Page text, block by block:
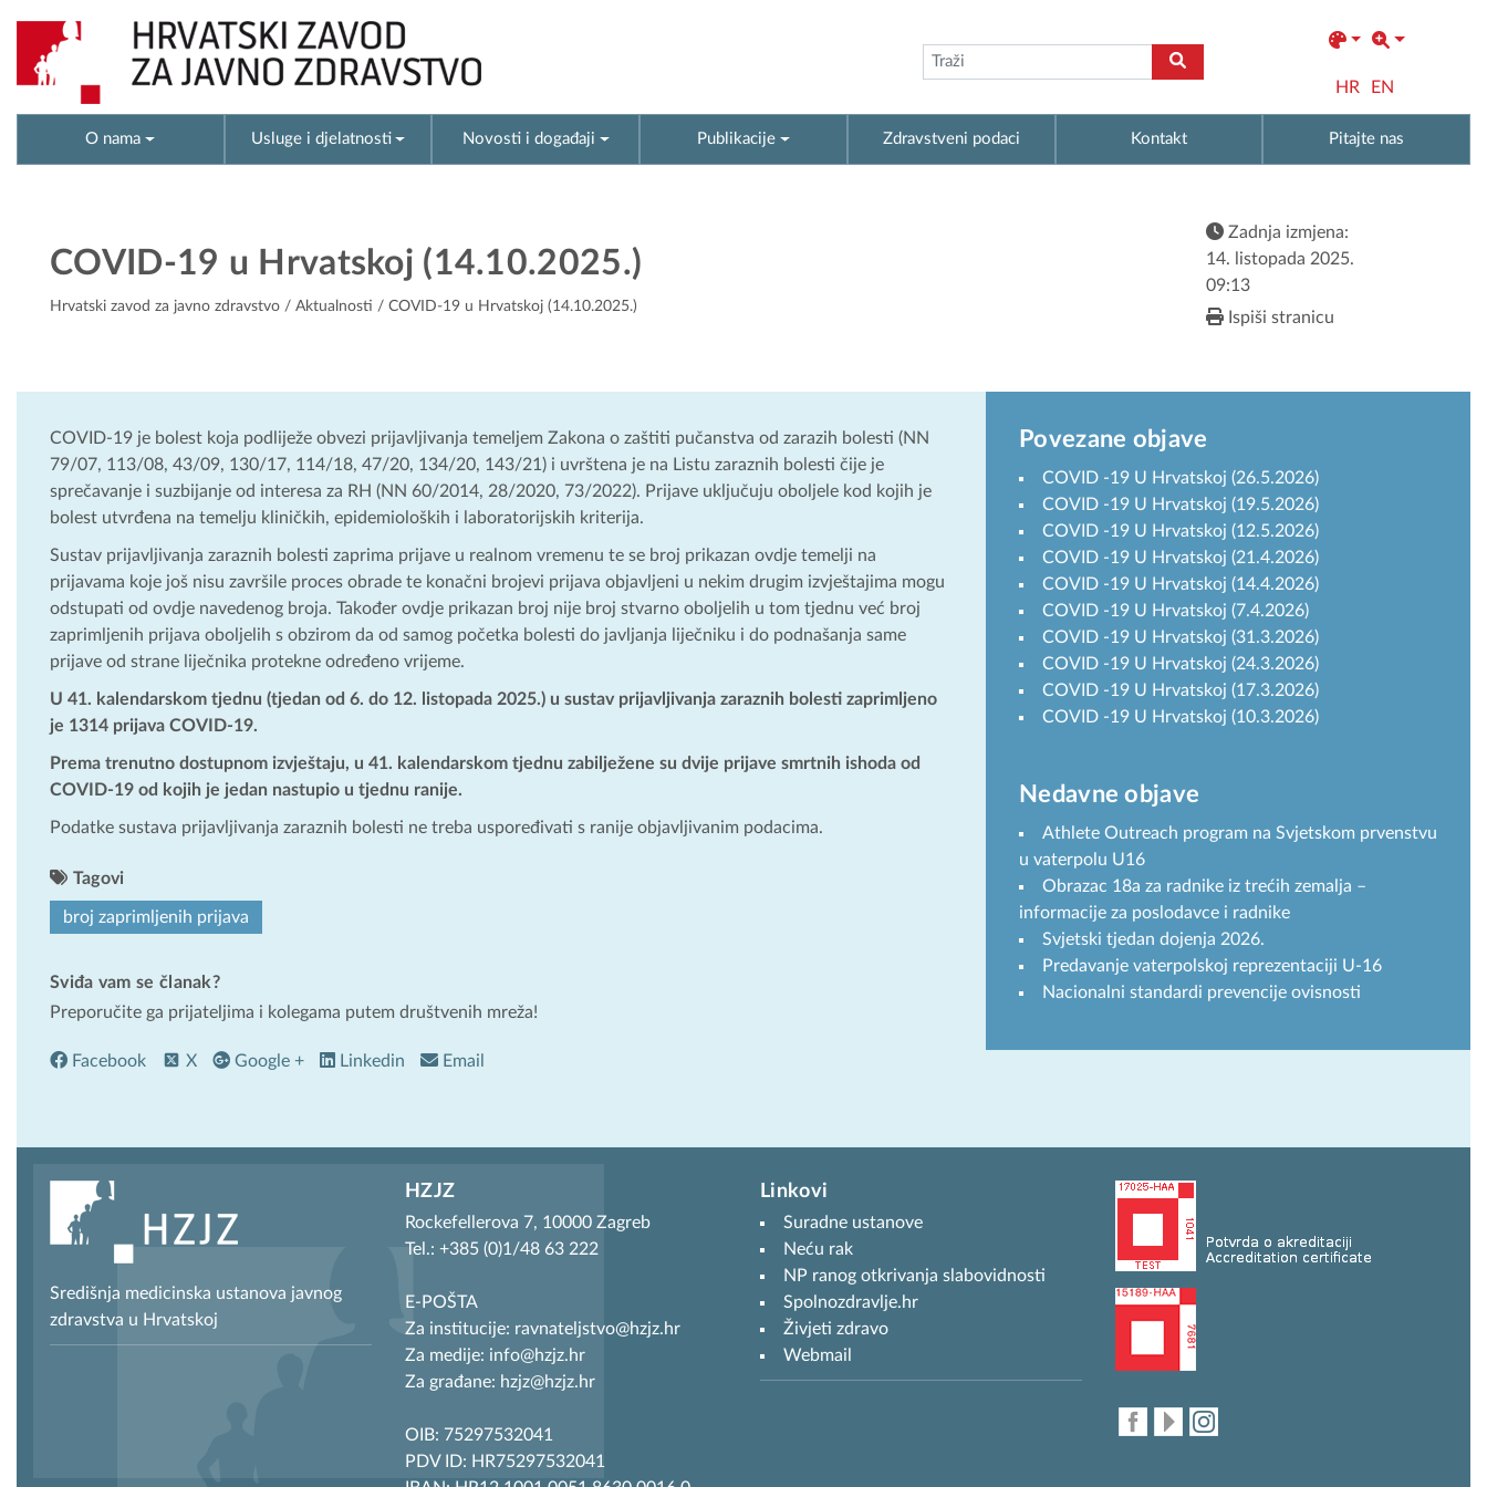
HR EN
O nama Usluge i djelatnosti Novosti i događaji Publikacije Zdravstveni podaci Kontakt Pitajte nas
COVID-19 u Hrvatskoj (14.10.2025.)
Hrvatski zavod za javno zdravstvo / Aktualnosti / COVID-19 u Hrvatskoj (14.10.2025.)
Zadnja izmjena:
14. listopada 2025.
09:13
Ispiši stranicu
COVID-19 je bolest koja podliježe obvezi prijavljivanja temeljem Zakona o zaštiti pučanstva od zarazih bolesti (NN
79/07, 113/08, 43/09, 130/17, 114/18, 47/20, 134/20, 143/21) i uvrštena je na Listu zaraznih bolesti čije je
sprečavanje i suzbijanje od interesa za RH (NN 60/2014, 28/2020, 73/2022). Prijave uključuju oboljele kod kojih je
bolest utvrđena na temelju kliničkih, epidemioloških i laboratorijskih kriterija.
Sustav prijavljivanja zaraznih bolesti zaprima prijave u realnom vremenu te se broj prikazan ovdje temelji na
prijavama koje još nisu završile proces obrade te konačni brojevi prijava objavljeni u nekim drugim izvještajima mogu
odstupati od ovdje navedenog broja. Također ovdje prikazan broj nije broj stvarno oboljelih u tom tjednu već broj
zaprimljenih prijava oboljelih s obzirom da od samog početka bolesti do javljanja liječniku i do podnašanja same
prijave od strane liječnika protekne određeno vrijeme.
U 41. kalendarskom tjednu (tjedan od 6. do 12. listopada 2025.) u sustav prijavljivanja zaraznih bolesti zaprimljeno
je 1314 prijava COVID-19.
Prema trenutno dostupnom izvještaju, u 41. kalendarskom tjednu zabilježene su dvije prijave smrtnih ishoda od
COVID-19 od kojih je jedan nastupio u tjednu ranije.
Podatke sustava prijavljivanja zaraznih bolesti ne treba uspoređivati s ranije objavljivanim podacima.
Tagovi
broj zaprimljenih prijava
Sviđa vam se članak?
Preporučite ga prijateljima i kolegama putem društvenih mreža!
Facebook X Google + Linkedin Email
Povezane objave
COVID -19 U Hrvatskoj (26.5.2026)
COVID -19 U Hrvatskoj (19.5.2026)
COVID -19 U Hrvatskoj (12.5.2026)
COVID -19 U Hrvatskoj (21.4.2026)
COVID -19 U Hrvatskoj (14.4.2026)
COVID -19 U Hrvatskoj (7.4.2026)
COVID -19 U Hrvatskoj (31.3.2026)
COVID -19 U Hrvatskoj (24.3.2026)
COVID -19 U Hrvatskoj (17.3.2026)
COVID -19 U Hrvatskoj (10.3.2026)
Nedavne objave
Athlete Outreach program na Svjetskom prvenstvu
u vaterpolu U16
Obrazac 18a za radnike iz trećih zemalja –
informacije za poslodavce i radnike
Svjetski tjedan dojenja 2026.
Predavanje vaterpolskoj reprezentaciji U-16
Nacionalni standardi prevencije ovisnosti
Središnja medicinska ustanova javnog
zdravstva u Hrvatskoj
HZJZ
Rockefellerova 7, 10000 Zagreb
Tel.: +385 (0)1/48 63 222
E-POŠTA
Za institucije: ravnateljstvo@hzjz.hr
Za medije: info@hzjz.hr
Za građane: hzjz@hzjz.hr
OIB: 75297532041
PDV ID: HR75297532041
Linkovi
Suradne ustanove
Neću rak
NP ranog otkrivanja slabovidnosti
Spolnozdravlje.hr
Živjeti zdravo
Webmail